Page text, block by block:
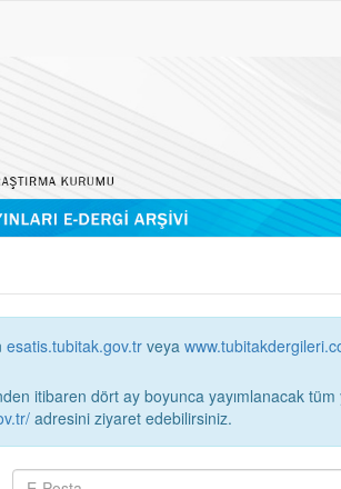
esatis.tubitak.gov.tr veya
itibaren dört ay boyunca yayımlanacak tüm yeni
adresini ziyaret edebilirsiniz.